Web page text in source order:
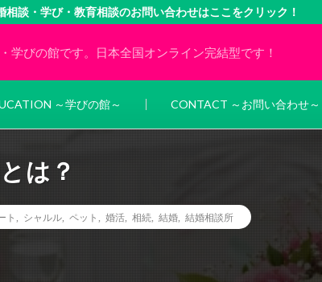
相談・学び・教育相談のお問い合わせはここをクリック！
学びの館です。日本全国オンライン完結型です！
～学びの館～ CONTACT ～お問い合わせ～
は？
ト シャルル, ペット 婚活, 相続, 結婚, 結婚相談所